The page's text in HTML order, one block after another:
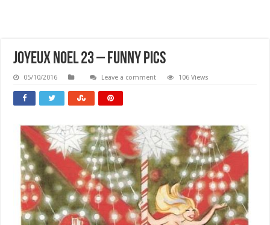
Joyeux Noel 23 – Funny Pics
05/10/2016 Leave a comment 106 Views